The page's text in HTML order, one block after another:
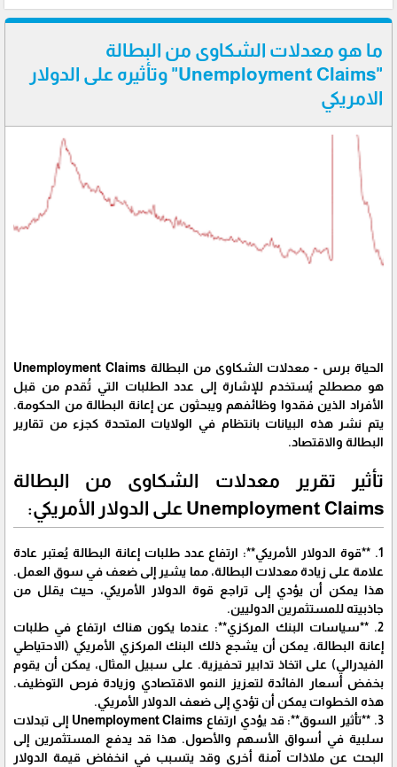
ما هو معدلات الشكاوى من البطالة
"Unemployment Claims" وتأثيره على الدولار
الامريكي
الحياة برس - معدلات الشكاوى من البطالة Unemployment Claims
هو مصطلح يُستخدم للإشارة إلى عدد الطلبات التي تُقدم من قبل
الأفراد الذين فقدوا وظائفهم ويبحثون عن إعانة البطالة من الحكومة.
يتم نشر هذه البيانات بانتظام في الولايات المتحدة كجزء من تقارير
البطالة والاقتصاد.
تأثير تقرير معدلات الشكاوى من البطالة
Unemployment Claims على الدولار الأمريكي:
1. **قوة الدولار الأمريكي**: ارتفاع عدد طلبات إعانة البطالة يُعتبر عادة
علامة على زيادة معدلات البطالة، مما يشير إلى ضعف في سوق العمل.
هذا يمكن أن يؤدي إلى تراجع قوة الدولار الأمريكي، حيث يقلل من
جاذبيته للمستثمرين الدوليين.
2. **سياسات البنك المركزي**: عندما يكون هناك ارتفاع في طلبات
إعانة البطالة، يمكن أن يشجع ذلك البنك المركزي الأمريكي (الاحتياطي
الفيدرالي) على اتخاذ تدابير تحفيزية. على سبيل المثال، يمكن أن يقوم
بخفض أسعار الفائدة لتعزيز النمو الاقتصادي وزيادة فرص التوظيف.
هذه الخطوات يمكن أن تؤدي إلى ضعف الدولار الأمريكي.
3. **تأثير السوق**: قد يؤدي ارتفاع Unemployment Claims إلى تبدلات
سلبية في أسواق الأسهم والأصول. هذا قد يدفع المستثمرين إلى
البحث عن ملاذات آمنة أخرى وقد يتسبب في انخفاض قيمة الدولار